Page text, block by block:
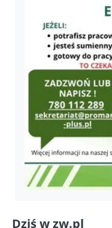
Dziś w zw.pl